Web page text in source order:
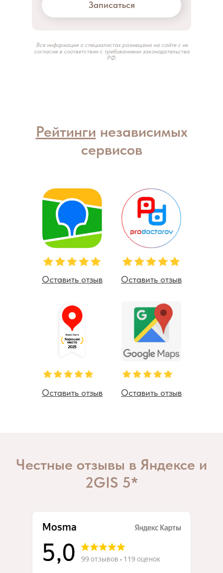
Записаться
Вся информация о специалистах размещена на сайте с их
согласия в соответствии с требованиями законодательства
РФ.
Рейтинги независимых
сервисов
Оставить отзыв Оставить отзыв
Оставить отзыв
Оставить отзыв
Честные отзывы в Яндексе и
2GIS 5*